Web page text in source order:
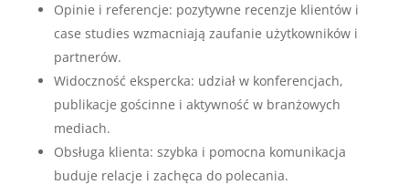
Opinie i referencje: pozytywne recenzje klientów i
case studies wzmacniają zaufanie użytkowników i
partnerów.
Widoczność ekspercka: udział w konferencjach,
publikacje gościnne i aktywność w branżowych
mediach.
Obsługa klienta: szybka i pomocna komunikacja
buduje relacje i zachęca do polecania.